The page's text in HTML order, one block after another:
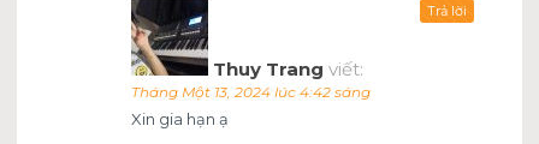
Thuy Trang viết:
Tháng Một 13, 2024 lúc 4:42 sáng
Xin gia hạn ạ
Trả lời